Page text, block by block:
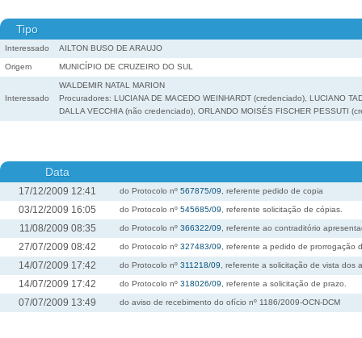
Tipo
Interessado AILTON BUSO DE ARAUJO
Origem MUNICÍPIO DE CRUZEIRO DO SUL
Interessado
WALDEMIR NATAL MARION
Procuradores: LUCIANA DE MACEDO WEINHARDT (credenciado), LUCIANO
DALLA VECCHIA (não credenciado), ORLANDO MOISÉS FISCHER PESSUTI
Data
17/12/2009 12:41 do Protocolo nº 567875/09 , referente pedido de copia
03/12/2009 16:05 do Protocolo nº 545685/09 , referente solicitação de cópias.
11/08/2009 08:35 do Protocolo nº 366322/09 , referente ao contraditório
27/07/2009 08:42 do Protocolo nº 327483/09 , referente a pedido de prorrogação
14/07/2009 17:42 do Protocolo nº 311218/09 , referente a solicitação de vista dos
14/07/2009 17:42 do Protocolo nº 318026/09 , referente a solicitação de prazo.
07/07/2009 13:49 do aviso de recebimento do ofício nº 1186/2009-OCN-DCM